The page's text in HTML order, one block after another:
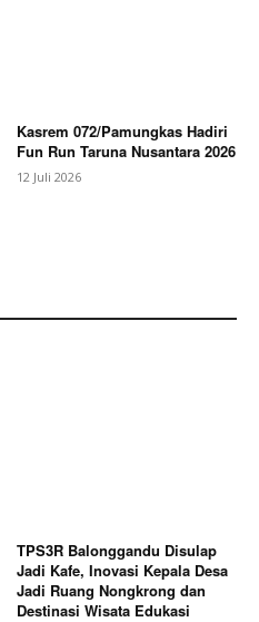
Kasrem 072/Pamungkas Hadiri
Fun Run Taruna Nusantara 2026
12 Juli 2026
TPS3R Balonggandu Disulap
Jadi Kafe, Inovasi Kepala Desa
Jadi Ruang Nongkrong dan
Destinasi Wisata Edukasi